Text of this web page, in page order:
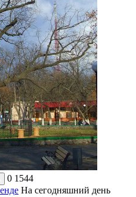
0 1544
На сегодняшний день